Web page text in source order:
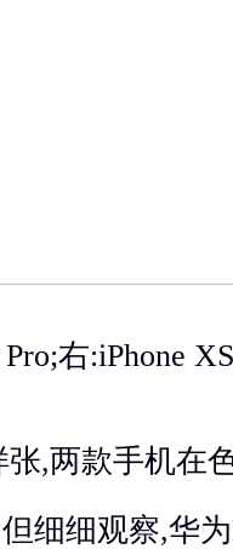
右:iPhone
,两款手机在
细细观察,华